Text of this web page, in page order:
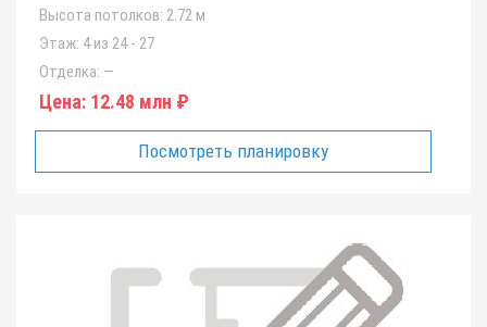
Высота потолков: 2.72 м
Этаж: 4 из 24 - 27
Отделка: —
Цена: 12.48 млн ₽
Посмотреть планировку